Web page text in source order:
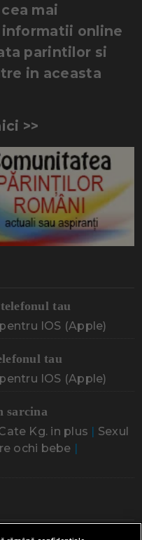
mai
online
parintilor si
in aceasta
>>
tau
pentru IOS (Apple)
tau
pentru IOS (Apple)
sarcina
Kg. in plus
Sexul
ochi bebe